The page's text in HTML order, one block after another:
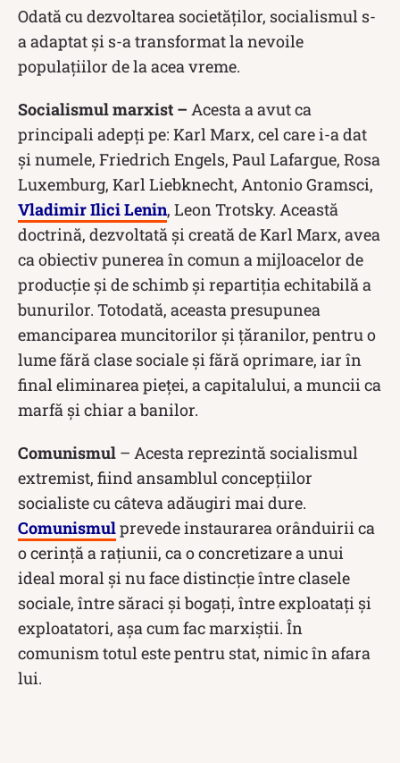
Odată cu dezvoltarea societăților, socialismul s-
a adaptat și s-a transformat la nevoile
populațiilor de la acea vreme.
Socialismul marxist – Acesta a avut ca
principali adepți pe: Karl Marx, cel care i-a dat
și numele, Friedrich Engels, Paul Lafargue, Rosa
Luxemburg, Karl Liebknecht, Antonio Gramsci,
Vladimir Ilici Lenin, Leon Trotsky. Această
doctrină, dezvoltată și creată de Karl Marx, avea
ca obiectiv punerea în comun a mijloacelor de
producție și de schimb și repartiția echitabilă a
bunurilor. Totodată, aceasta presupunea
emanciparea muncitorilor și țăranilor, pentru o
lume fără clase sociale și fără oprimare, iar în
final eliminarea pieței, a capitalului, a muncii ca
marfă și chiar a banilor.
Comunismul – Acesta reprezintă socialismul
extremist, fiind ansamblul concepțiilor
socialiste cu câteva adăugiri mai dure.
Comunismulprevede instaurarea orânduirii ca
o cerință a rațiunii, ca o concretizare a unui
ideal moral și nu face distincție între clasele
sociale, între săraci și bogați, între exploatați și
exploatatori, așa cum fac marxiștii. În
comunism totul este pentru stat, nimic în afara
lui.